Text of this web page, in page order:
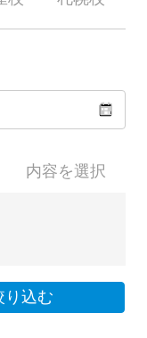
内容を選択
り込む